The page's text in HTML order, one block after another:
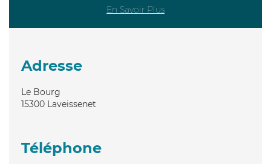
En Savoir Plus
Adresse
Le Bourg
15300 Laveissenet
Téléphone